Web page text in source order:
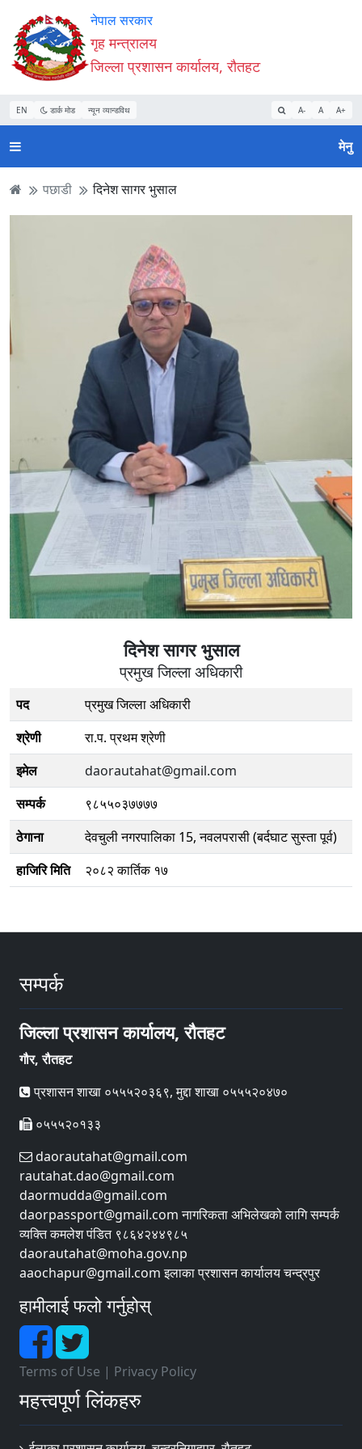
Accessibility
Mode
सुरु
गर्नुहोस्
सामाग्री
पढ्नुहाेस्
नेभिगेसन
पढ्नुहाेस्
वेबसाइट
खोजमा
जानुहोस्
नेपाल सरकार
गृह मन्त्रालय
जिल्ला प्रशासन कार्यालय, रौतहट
EN डार्क मोड न्यून व्यान्डविथ A- A A+
मेनु
पछाडी दिनेश सागर भुसाल
दिनेश सागर भुसाल
प्रमुख जिल्ला अधिकारी
पद
प्रमुख जिल्ला अधिकारी
श्रेणी
रा.प. प्रथम श्रेणी
इमेल
daorautahat@gmail.com
सम्पर्क
९८५५०३७७७७
ठेगाना
देवचुली नगरपालिका 15, नवलपरासी (बर्दघाट सुस्ता पूर्व)
हाजिरि मिति
२०८२ कार्तिक १७
सम्पर्क
जिल्ला प्रशासन कार्यालय, रौतहट
गौर, रौतहट
प्रशासन शाखा ०५५५२०३६९, मुद्दा शाखा ०५५५२०४७०
०५५५२०१३३
daorautahat@gmail.com
rautahat.dao@gmail.com
daormudda@gmail.com
daorpassport@gmail.com नागरिकता अभिलेखको लागि सम्पर्क
व्यक्ति कमलेश पंडित ९८६४२४४९८५
daorautahat@moha.gov.np
aaochapur@gmail.com इलाका प्रशासन कार्यालय चन्द्रपुर
हामीलाई फलो गर्नुहोस्
Terms of Use | Privacy Policy
महत्त्वपूर्ण लिंकहरु